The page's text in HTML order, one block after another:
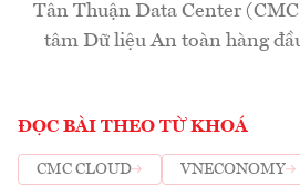
Tân Thuận Data Center
tâm Dữ liệu An toàn hàng
ĐỌC BÀI THEO TỪ KHOÁ
CMC CLOUD VNECONOMY